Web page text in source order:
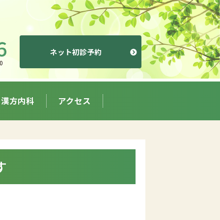
ネット初診予約
漢方内科 アクセス